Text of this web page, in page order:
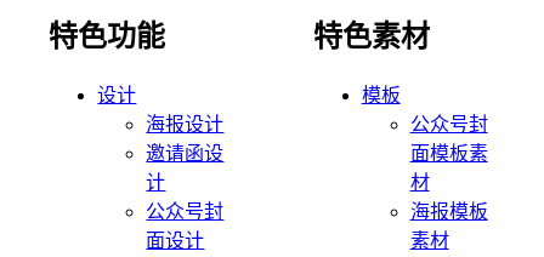
特色功能
设计
海报设计
邀请函设
计
公众号封
面设计
特色素材
模板
公众号封
面模板素
材
海报模板
素材